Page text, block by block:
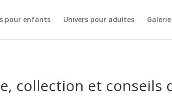
pour enfants Univers pour adultes Galerie
collection et conseils